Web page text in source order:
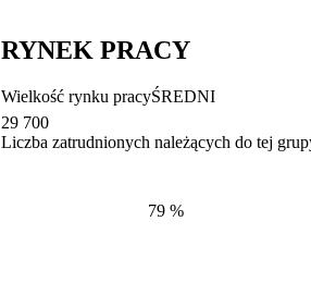
RYNEK PRACY
według
Wielkość rynku pracyŚREDNI
29 700
Liczba zatrudnionych należących do tej
79 %